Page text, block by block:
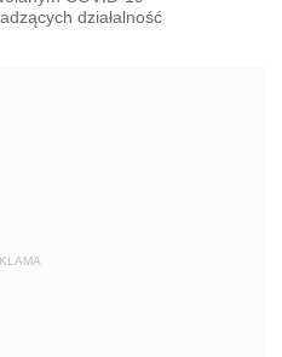
działalność